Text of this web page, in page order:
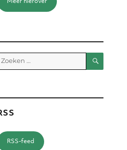
Meer hierover
Zoeken
RSS-feed